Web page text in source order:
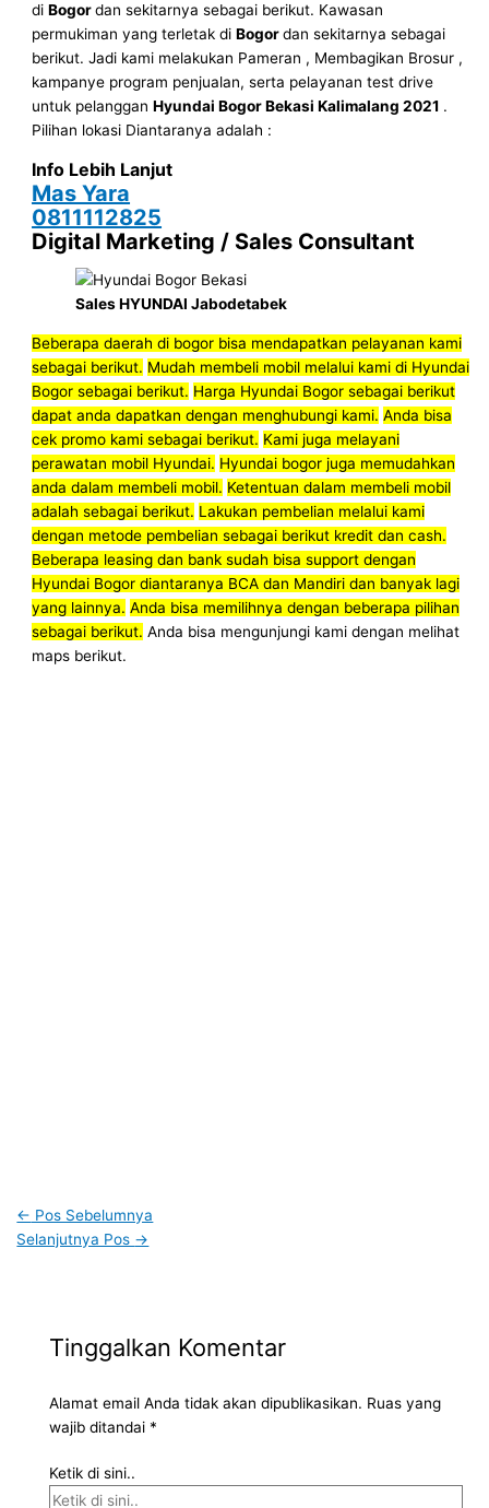
diBogordan sekitarnya sebagai berikut. Kawasan
permukiman yang terletak diBogordan sekitarnya sebagai
berikut. Jadi kami melakukan Pameran , Membagikan Brosur ,
kampanye program penjualan, serta pelayanan test drive
untuk pelangganHyundai Bogor Bekasi Kalimalang 2021 .
Pilihan lokasi Diantaranya adalah :
Info Lebih Lanjut
Mas Yara
0811112825
Digital Marketing / Sales Consultant
Sales HYUNDAI Jabodetabek
Beberapa daerah di bogor bisa mendapatkan pelayanan kami
sebagai berikut. Mudah membeli mobil melalui kami di Hyundai
Bogor sebagai berikut. Harga Hyundai Bogor sebagai berikut
dapat anda dapatkan dengan menghubungi kami. Anda bisa
cek promo kami sebagai berikut. Kami juga melayani
perawatan mobil Hyundai. Hyundai bogor juga memudahkan
anda dalam membeli mobil. Ketentuan dalam membeli mobil
adalah sebagai berikut. Lakukan pembelian melalui kami
dengan metode pembelian sebagai berikut kredit dan cash.
Beberapa leasing dan bank sudah bisa support dengan
Hyundai Bogor diantaranya BCA dan Mandiri dan banyak lagi
yang lainnya. Anda bisa memilihnya dengan beberapa pilihan
sebagai berikut. Anda bisa mengunjungi kami dengan melihat
maps berikut.
← Pos Sebelumnya
Selanjutnya Pos →
Tinggalkan Komentar
Alamat email Anda tidak akan dipublikasikan. Ruas yang
wajib ditandai *
Ketik di sini..